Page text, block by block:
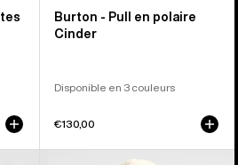
Burton - Pull en polaire
Cinder
Disponible en 3 couleurs
€130,00